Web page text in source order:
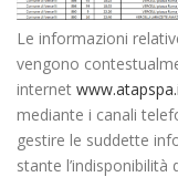
Le informazioni
vengono
internet
mediante i canali
gestire le suddette
stante